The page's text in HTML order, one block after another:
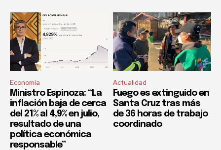
Economía
Ministro Espinoza: “La
inflación baja de cerca
del 21% al 4,9% en julio,
resultado de una
política económica
responsable”
Actualidad
Fuego es extinguido en
Santa Cruz tras más
de 36 horas de trabajo
coordinado